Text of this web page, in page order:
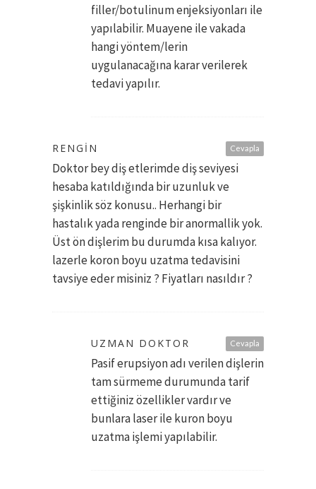
filler/botulinum enjeksiyonları ile
yapılabilir. Muayene ile vakada
hangi yöntem/lerin
uygulanacağına karar verilerek
tedavi yapılır.
Cevapla
RENGIN
Doktor bey diş etlerimde diş seviyesi
hesaba katıldığında bir uzunluk ve
şişkinlik söz konusu.. Herhangi bir
hastalık yada renginde bir anormallik yok.
Üst ön dişlerim bu durumda kısa kalıyor.
lazerle koron boyu uzatma tedavisini
tavsiye eder misiniz ? Fiyatları nasıldır ?
Cevapla
UZMAN DOKTOR
Pasif erupsiyon adı verilen dişlerin
tam sürmeme durumunda tarif
ettiğiniz özellikler vardır ve
bunlara laser ile kuron boyu
uzatma işlemi yapılabilir.